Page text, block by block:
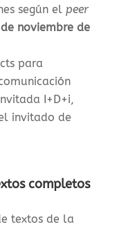
según el peer
noviembre de
para
I+D+i,
invitado de
completos
textos de la